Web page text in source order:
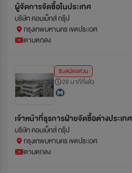
ผู้จัดการจัดซื้อในประเทศ
บริษัท คอมเม็ทส์ กรุ๊ป
กรุงเทพมหานคร เขตประเวศ
ตามตกลง
รับสมัครด่วน
28 นาทีที่แล้ว
เจ้าหน้าที่ธุรการฝ่ายจัดซื้อต่างประเทศ
บริษัท คอมเม็ทส์ กรุ๊ป
กรุงเทพมหานคร เขตประเวศ
ตามตกลง